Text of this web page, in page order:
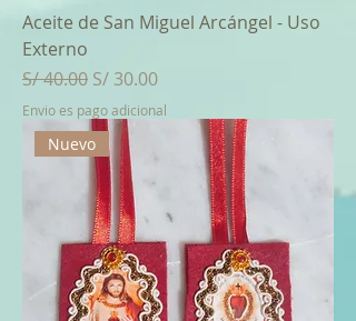
Aceite de San Miguel Arcángel - Uso
Externo
Regular Price
S/ 40.00 Sale Price
S/ 30.00
Envio es pago adicional
Nuevo